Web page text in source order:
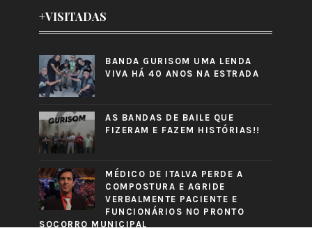
+VISITADAS
BANDA GURISOM UMA LENDA
VIVA HÁ 40 ANOS NA ESTRADA
AS BANDAS DE BAILE QUE
FIZERAM E FAZEM HISTÓRIAS!!
MÉDICO DE ITALVA PERDE A
COMPOSTURA E AGRIDE
VERBALMENTE PACIENTE E
FUNCIONÁRIOS NO PRONTO
SOCORRO MUNICIPAL